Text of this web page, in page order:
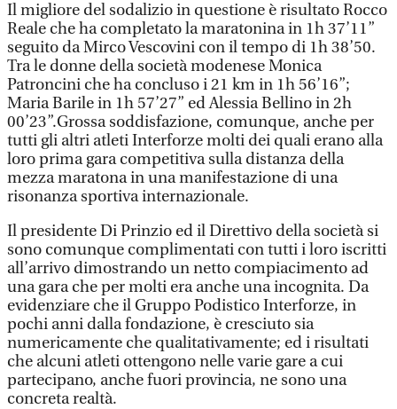
Il migliore del sodalizio in questione è risultato Rocco
Reale che ha completato la maratonina in 1h 37’11”
seguito da Mirco Vescovini con il tempo di 1h 38’50.
Tra le donne della società modenese Monica
Patroncini che ha concluso i 21 km in 1h 56’16”;
Maria Barile in 1h 57’27” ed Alessia Bellino in 2h
00’23”.Grossa soddisfazione, comunque, anche per
tutti gli altri atleti Interforze molti dei quali erano alla
loro prima gara competitiva sulla distanza della
mezza maratona in una manifestazione di una
risonanza sportiva internazionale.
Il presidente Di Prinzio ed il Direttivo della società si
sono comunque complimentati con tutti i loro iscritti
all’arrivo dimostrando un netto compiacimento ad
una gara che per molti era anche una incognita. Da
evidenziare che il Gruppo Podistico Interforze, in
pochi anni dalla fondazione, è cresciuto sia
numericamente che qualitativamente; ed i risultati
che alcuni atleti ottengono nelle varie gare a cui
partecipano, anche fuori provincia, ne sono una
concreta realtà.